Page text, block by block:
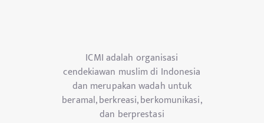
ICMI adalah organisasi
cendekiawan muslim di Indonesia
dan merupakan wadah untuk
beramal, berkreasi, berkomunikasi,
dan berprestasi